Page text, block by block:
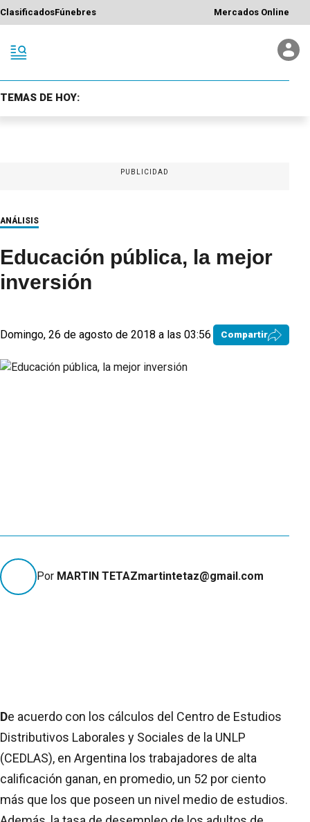
ClasificadosFúnebres Mercados Online
TEMAS DE HOY:
PUBLICIDAD
ANÁLISIS
Educación pública, la mejor
inversión
Domingo, 26 de agosto de 2018 a las 03:56 Compartir
Por MARTIN TETAZmartintetaz@gmail.com
De acuerdo con los cálculos del Centro de Estudios
Distributivos Laborales y Sociales de la UNLP
(CEDLAS), en Argentina los trabajadores de alta
calificación ganan, en promedio, un 52 por ciento
más que los que poseen un nivel medio de estudios.